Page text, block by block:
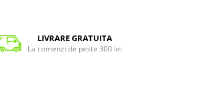
LIVRARE GRATUITA
La comenzi de peste 300 lei